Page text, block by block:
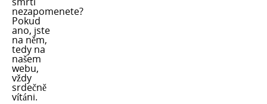
nezapomenete?
Pokud
ano, jste
na něm,
tedy na
našem
webu,
vždy
srdečně
vítáni.